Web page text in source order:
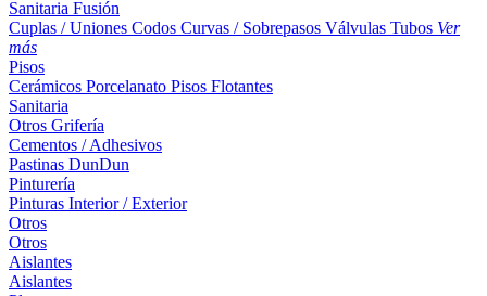
Sanitaria Fusión
Cuplas / Uniones Codos Curvas / Sobrepasos Válvulas Tubos Ver
más
Pisos
Cerámicos Porcelanato Pisos Flotantes
Sanitaria
Otros Grifería
Cementos / Adhesivos
Pastinas DunDun
Pinturería
Pinturas Interior / Exterior
Otros
Otros
Aislantes
Aislantes